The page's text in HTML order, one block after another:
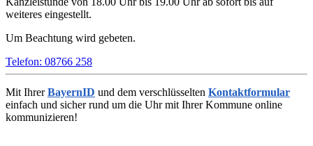
weiteres eingestellt.
Um Beachtung wird gebeten.
Telefon: 08766 258
Mit IhrerBayernID und dem verschlüsselten Kontaktformular
einfach und sicher rund um die Uhr mit Ihrer Kommune online
kommunizieren!